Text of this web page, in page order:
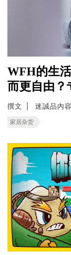
WFH的生
而更自由？
撰文 迷誠品內
家居杂货